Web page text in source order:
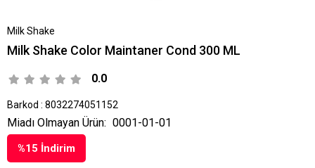
Milk Shake
Milk Shake Color Maintaner Cond 300 ML
0.0
Barkod : 8032274051152
%15 İndirim
Miadı Olmayan Ürün: 0001-01-01